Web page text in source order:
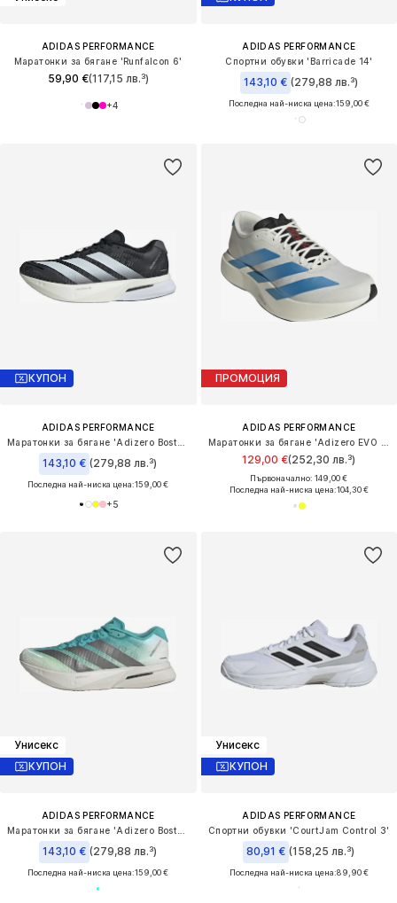
ADIDAS PERFORMANCE
Маратонки за бягане 'Runfalcon 6'
59,90 €(117,15 лв.³)
+4
ADIDAS PERFORMANCE
Спортни обувки 'Barricade 14'
143,10 € (279,88 лв.³)
Последна най-ниска цена:159,00 €
КУПОН
ADIDAS PERFORMANCE
143,10 € (279,88 лв.³)
Последна най-ниска цена:159,00 €
+5
ПРОМОЦИЯ
ADIDAS PERFORMANCE
129,00 €(252,30 лв.³)
Първоначално: 149,00 €
Последна най-ниска цена:104,30 €
Унисекс
КУПОН
ADIDAS PERFORMANCE
143,10 € (279,88 лв.³)
Последна най-ниска цена:159,00 €
Унисекс
КУПОН
ADIDAS PERFORMANCE
Спортни обувки 'CourtJam Control 3'
80,91 € (158,25 лв.³)
Последна най-ниска цена:89,90 €